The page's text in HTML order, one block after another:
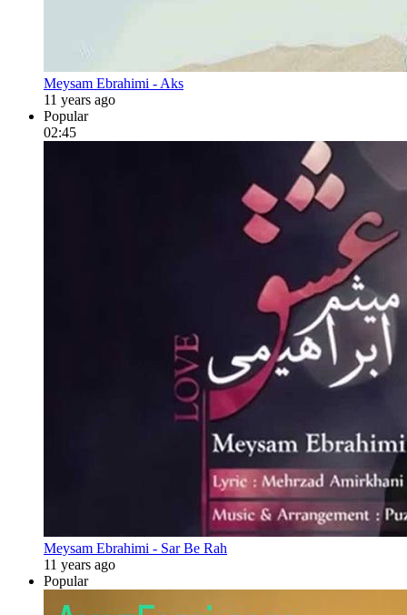
Meysam Ebrahimi - Aks
11 years ago
Popular
02:45
Meysam Ebrahimi - Sar Be Rah
11 years ago
Popular